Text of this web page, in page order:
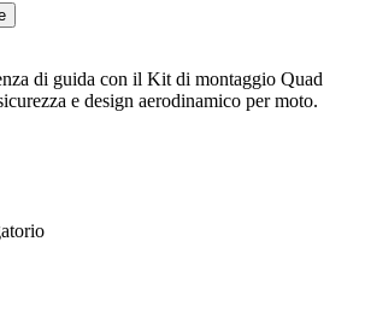
di guida con il Kit di montaggio Quad
e design aerodinamico per moto.